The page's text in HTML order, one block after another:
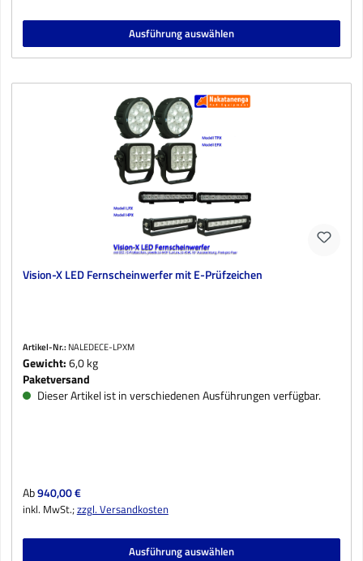
Ausführung auswählen
Vision-X LED Fernscheinwerfer mit E-Prüfzeichen
Artikel-Nr.: NALEDECE-LPXM
Gewicht:6,0 kg
Paketversand
Dieser Artikel ist in verschiedenen Ausführungen verfügbar.
Regulärer Preis:
Ab940,00 €
inkl. MwSt.;zzgl. Versandkosten
Ausführung auswählen